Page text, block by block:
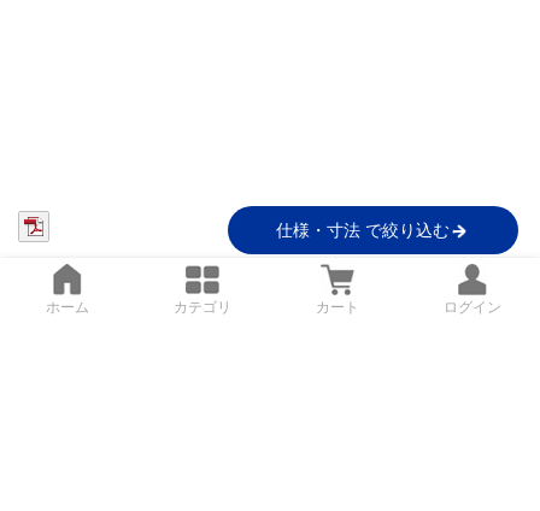
仕様・寸法 で絞り込む
ホーム カテゴリ カート ログイン